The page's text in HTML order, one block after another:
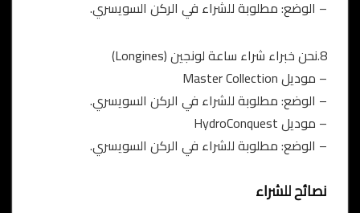
– الوضع: مطلوبة للشراء في الركن السويسري.
8.نحن خبراء شراء ساعة لونجين (Longines)
– موديل Master Collection
– الوضع: مطلوبة للشراء في الركن السويسري.
– موديل HydroConquest
– الوضع: مطلوبة للشراء في الركن السويسري.
نصائح للشراء